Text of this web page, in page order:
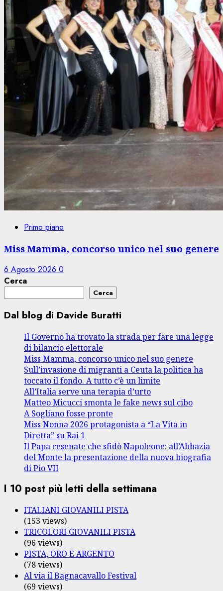
Primo piano
Miss Mamma, concorso unico nel suo genere
6 Agosto 2026 0
Cerca
Cerca
Dal blog di Davide Buratti
Il Governo ha trovato la strada per fare una legge
di bilancio elettorale
Miss Mamma, concorso unico nel suo genere
Sull’invasione di migranti a Ceuta la politica ha
toccato il fondo. A tutto c’è un limite
All’Italia serve una terapia d’urto
Matteo Micucci smonta le fake news sul cibo
A Sogliano fosse pronte
Miss Nonna 2026 protagonista a “La Vita in
Diretta” su Rai 1
Il Papa cesenate che sfidò Napoleone: all’Abbazia
del Monte la presentazione della nuova biografia
di Pio VII
I 10 post più letti della settimana
ITALIANI GIOVANILI PISTA
(153 views)
TRICOLORI GIOVANILI PISTA
(96 views)
PISTA, ORO E ARGENTO
(78 views)
Al via il Bagnacavallo Festival
(69 views)